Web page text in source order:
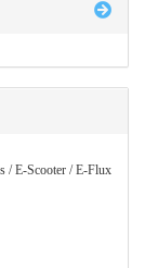
/ E-Scooter / E-Flux